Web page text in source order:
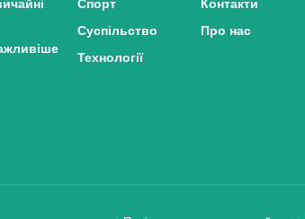
Суспільство
Технології
Про нас